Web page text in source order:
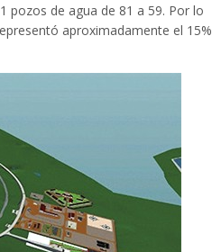
pozos de agua de 81 a 59. Por lo
aproximadamente el 15%